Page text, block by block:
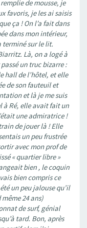
de mousse, je
favoris, je les ai saisis
ça ! On l’a fait dans
dans mon intérieur,
terminé sur le lit.
Là, on a logé à
un truc bizarre :
hall de l’hôtel, et elle
de son fauteuil et
et là je me suis
à Ré, elle avait fait un
une admiratrice !
de jouer là ! Elle
un peu frustrée
avec mon prof de
« quartier libre »
bien , le coquin
bien compris ce
un peu jalouse qu’il
24 ans)
de surf, génial
tard. Bon, après